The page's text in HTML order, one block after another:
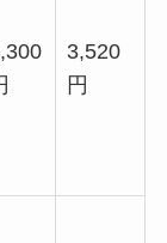
3,520
円